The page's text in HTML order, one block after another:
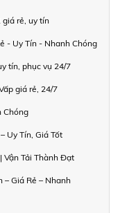
giá rẻ, uy tín
- Uy Tín - Nhanh Chóng
tín, phục vụ 24/7
giá rẻ, 24/7
Chóng
Uy Tín, Giá Tốt
Vận Tải Thành Đạt
– Giá Rẻ – Nhanh